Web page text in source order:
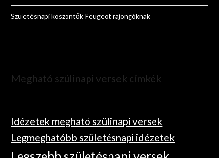
Születésnapi köszöntők Peugeot rajongóknak
Megható szülinapi versek címkék
Idézetek megható szülinapi versek
Legmeghatóbb születésnapi idézetek